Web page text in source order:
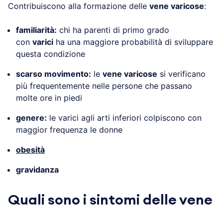
Contribuiscono alla formazione delle vene varicose:
familiarità: chi ha parenti di primo grado
con varici ha una maggiore probabilità di sviluppare
questa condizione
scarso movimento: le vene varicose si verificano
più frequentemente nelle persone che passano
molte ore in piedi
genere: le varici agli arti inferiori colpiscono con
maggior frequenza le donne
obesità
gravidanza
Quali sono i sintomi delle vene